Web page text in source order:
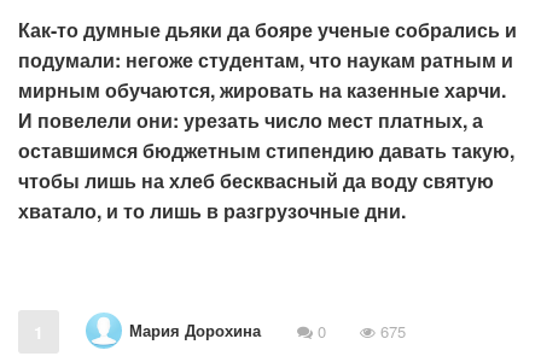
Как-то думные дьяки да бояре ученые собрались и
подумали: негоже студентам, что наукам ратным и
мирным обучаются, жировать на казенные харчи.
И повелели они: урезать число мест платных, а
оставшимся бюджетным стипендию давать такую,
чтобы лишь на хлеб бесквасный да воду святую
хватало, и то лишь в разгрузочные дни.
1 Мария Дорохина 0 675